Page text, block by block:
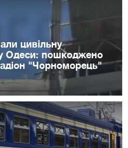
цивільну
Одеси: пошкоджено
"Чорноморець"